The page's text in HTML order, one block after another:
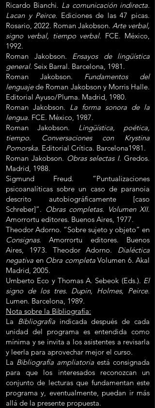
Ricardo Bianchi. La comunicación indirecta.
Lacan y Peirce. Ediciones de las 47 picas.
Rosario, 2022. Roman Jakobson. Arte verbal,
signo verbal, tiempo verbal. FCE. México,
1992.
Roman Jakobson. Ensayos de lingüística
general. Seix Barral. Barcelona, 1981.
Roman Jakobson. Fundamentos del
lenguajede Roman Jakobson y Morris Halle.
Editorial Ayuso/Pluma. Madrid, 1980.
Roman Jakobson. La forma sonora de la
lengua. FCE. México, 1987.
Roman Jakobson. Lingüística, poética,
tiempo.
Conversaciones con Krystina
Pomorska. Editorial Crítica. Barcelona1981.
Roman Jakobson. Obras selectas I. Gredos.
Madrid, 1988.
Sigmund Freud. “Puntualizaciones
psicoanalíticas sobre un caso de paranoia
descrito autobiográficamente [caso
Schreber]”. Obras completas. Volumen XII.
Amorrortu editores. Buenos Aires, 1977.
Theodor Adorno. “Sobre sujeto y objeto” en
Consignas. Amorrortu editores. Buenos
Aires, 1973. Theodor Adorno. Dialéctica
negativa en Obra completa Volumen 6. Akal
Madrid, 2005.
Umberto Eco y Thomas A. Sebeok (Eds.). El
signo de los tres. Dupin, Holmes, Peirce.
Lumen. Barcelona, 1989.
Nota sobre la Bibliografía:
La Bibliografía indicada después de cada
unidad del programa es entendida como
mínima y se invita a los asistentes a revisarla
y leerla para aprovechar mejor el curso.
La Bibliografía ampliatoria está consignada
para que los interesados reconozcan un
conjunto de lecturas que fundamentan este
programa y, eventualmente, puedan ir más
allá de la presente propuesta.